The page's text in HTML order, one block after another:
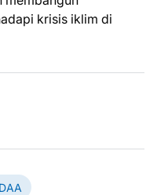
krisis iklim di